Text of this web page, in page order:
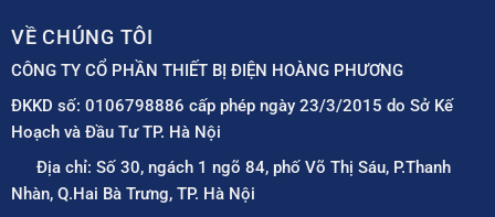
VỀ CHÚNG TÔI
CÔNG TY CỔ PHẦN THIẾT BỊ ĐIỆN HOÀNG PHƯƠNG
ĐKKD số: 0106798886 cấp phép ngày 23/3/2015 do Sở Kế
Hoạch và Đầu Tư TP. Hà Nội
Địa chỉ: Số 30, ngách 1 ngõ 84, phố Võ Thị Sáu, P.Thanh
Nhàn, Q.Hai Bà Trưng, TP. Hà Nội